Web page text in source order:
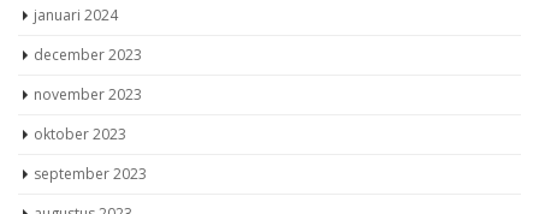
januari 2024
december 2023
november 2023
oktober 2023
september 2023